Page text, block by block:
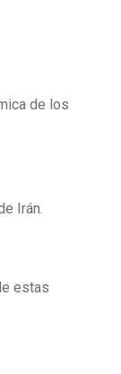
de los
Irán.
estas